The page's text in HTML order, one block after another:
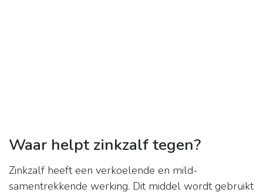
Waar helpt zinkzalf tegen?
Zinkzalf heeft een verkoelende en mild-
samentrekkende werking. Dit middel wordt gebruikt